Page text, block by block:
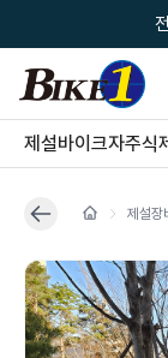
국내 1위
제
'국내
전국
제설바이크자주식
제설장